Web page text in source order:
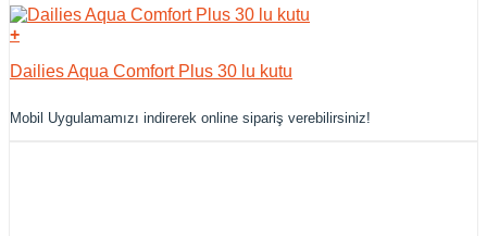
+
Dailies Aqua Comfort Plus 30 lu kutu
Mobil Uygulamamızı indirerek online sipariş verebilirsiniz!